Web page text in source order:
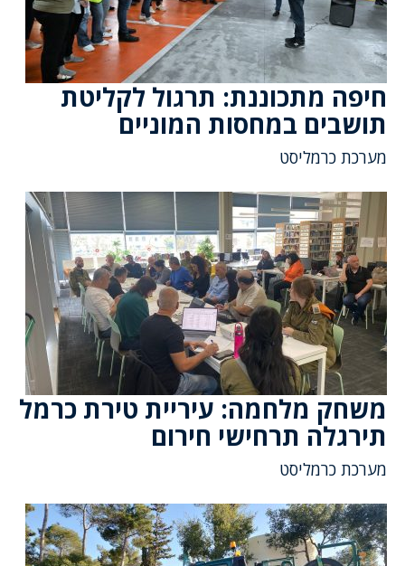
חיפה מתכוננת: תרגול לקליטת
תושבים במחסות המוניים
מערכת כרמליסט
משחק מלחמה: עיריית טירת כרמל
תירגלה תרחישי חירום
מערכת כרמליסט